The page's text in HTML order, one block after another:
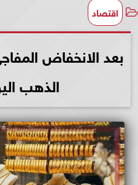
اقتصاد
بعد الانخفاض
الذهب